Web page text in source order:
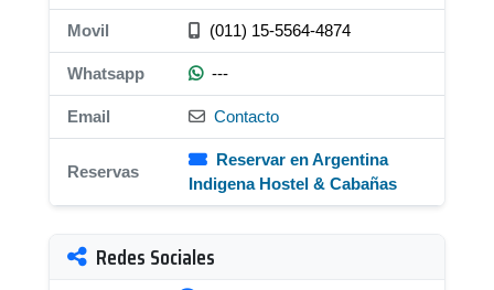
Movil (011) 15-5564-4874
Whatsapp ---
Email Contacto
Reservas
Reservar en Argentina
Indigena Hostel & Cabañas
Redes Sociales